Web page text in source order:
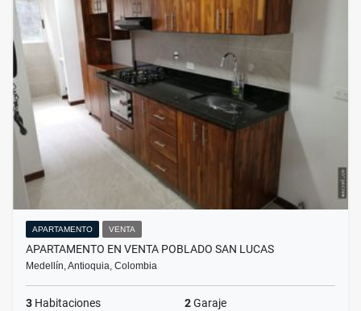
APARTAMENTO VENTA
APARTAMENTO EN VENTA POBLADO SAN LUCAS
Medellín, Antioquia, Colombia
3 Habitaciones 2Garaje